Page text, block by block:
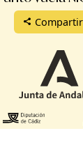
Compartir